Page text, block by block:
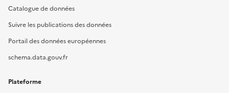
Catalogue de données
Suivre les publications des données
Portail des données européennes
schema.data.gouv.fr
Plateforme